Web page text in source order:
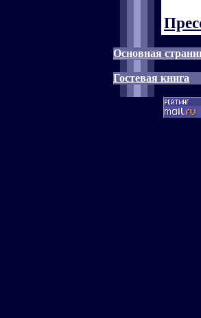
Основная
Гостевая книга